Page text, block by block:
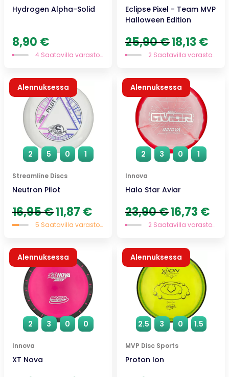
Hydrogen Alpha-Solid
8,90 €
4 Saatavilla varastossa
Eclipse Pixel - Team MVP
Halloween Edition
25,90€ Alkuperäinen
hinta
oli:
18,13 €
on:
2 Saatavilla varastossa
2 5 0 1
Streamline Discs
Neutron Pilot
Alennuksessa
16,95€ Alkuperäinen
hinta
oli:
11,87 €
on:
5 Saatavilla varastossa
2 3 0 1
Innova
Halo Star Aviar
Alennuksessa
23,90€ Alkuperäinen
hinta
oli:
16,73 €
on:
2 Saatavilla varastossa
2 3 0 0
Innova
XT Nova
Alennuksessa
2.5 3 0 1.5
MVP Disc Sports
Proton Ion
Alennuksessa